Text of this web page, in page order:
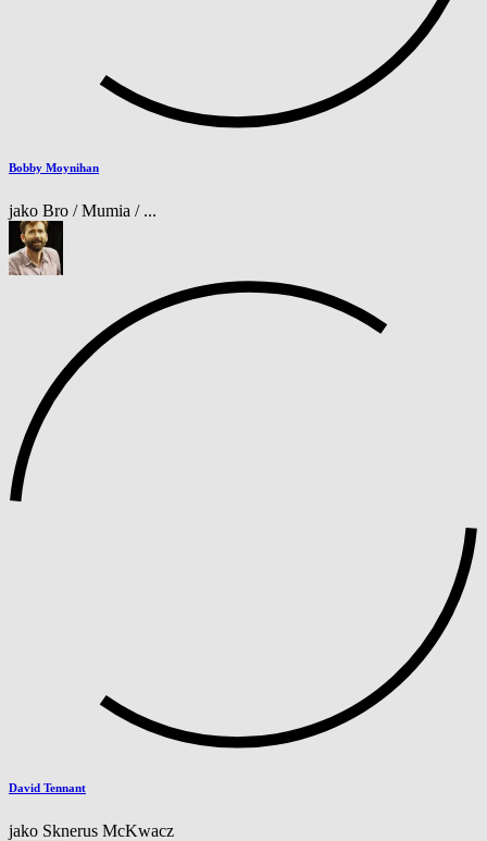
Bobby Moynihan
jako Bro / Mumia / ...
David Tennant
jako Sknerus McKwacz